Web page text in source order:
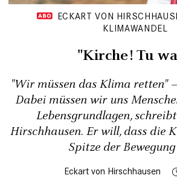
ECKART VON
KLIMAWANDEL
"Kirche! Tu
"Wir müssen das Klima retten"
Dabei müssen wir uns
Lebensgrundlagen,
Hirschhausen. Er will, dass die
Spitze der
Eckart von Hirschhausen